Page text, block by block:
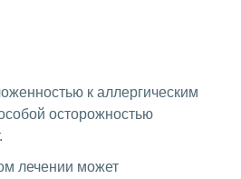
к аллергическим
осторожностью
лечении может